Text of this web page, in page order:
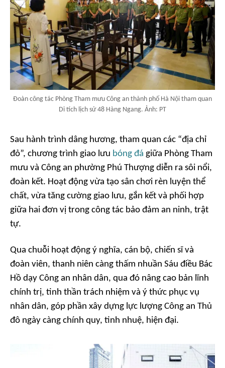
Đoàn công tác Phòng Tham mưu Công an thành phố Hà Nội tham quan
Di tích lịch sử 48 Hàng Ngang. Ảnh: PT
Sau hành trình dâng hương, tham quan các “địa chỉ
đỏ”, chương trình giao lưu bóng đá giữa Phòng Tham
mưu và Công an phường Phú Thượng diễn ra sôi nổi,
đoàn kết. Hoạt động vừa tạo sân chơi rèn luyện thể
chất, vừa tăng cường giao lưu, gắn kết và phối hợp
giữa hai đơn vị trong công tác bảo đảm an ninh, trật
tự.
Qua chuỗi hoạt động ý nghĩa, cán bộ, chiến sĩ và
đoàn viên, thanh niên càng thấm nhuần Sáu điều Bác
Hồ dạy Công an nhân dân, qua đó nâng cao bản lĩnh
chính trị, tinh thần trách nhiệm và ý thức phục vụ
nhân dân, góp phần xây dựng lực lượng Công an Thủ
đô ngày càng chính quy, tinh nhuệ, hiện đại.